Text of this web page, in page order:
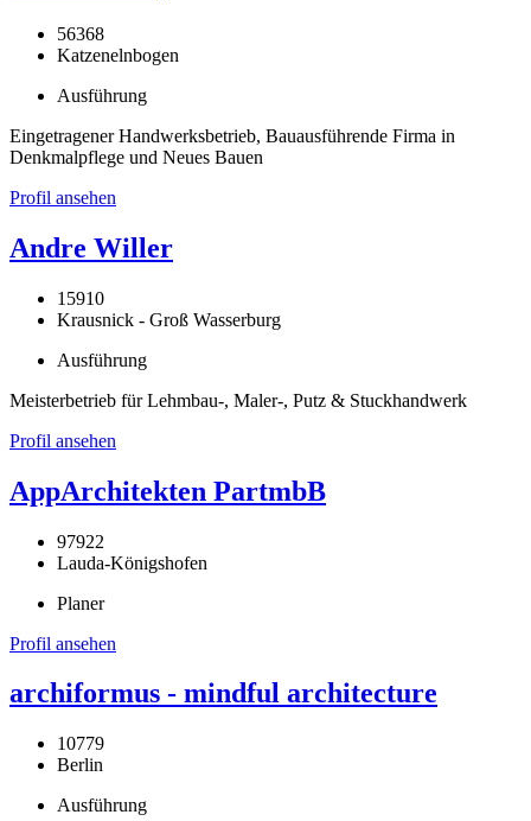
56368
Katzenelnbogen
Ausführung
Eingetragener Handwerksbetrieb, Bauausführende Firma in
Denkmalpflege und Neues Bauen
Profil ansehen
Andre Willer
15910
Krausnick - Groß Wasserburg
Ausführung
Meisterbetrieb für Lehmbau-, Maler-, Putz & Stuckhandwerk
Profil ansehen
AppArchitekten PartmbB
97922
Lauda-Königshofen
Planer
Profil ansehen
archiformus - mindful architecture
10779
Berlin
Ausführung